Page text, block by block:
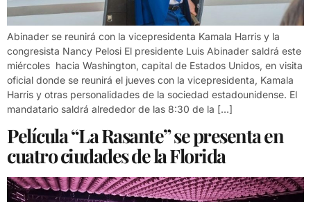
Abinader se reunirá con la vicepresidenta Kamala Harris y la
congresista Nancy Pelosi El presidente Luis Abinader saldrá este
miércoles hacia Washington, capital de Estados Unidos, en visita
oficial donde se reunirá el jueves con la vicepresidenta, Kamala
Harris y otras personalidades de la sociedad estadounidense. El
mandatario saldrá alrededor de las 8:30 de la […]
Película “La Rasante” se presenta en
cuatro ciudades de la Florida